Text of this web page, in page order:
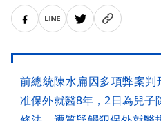
前總統陳水扁因多項弊案
准保外就醫8年，2日為兒